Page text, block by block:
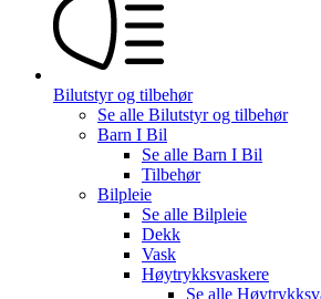
Bilutstyr og tilbehør
Se alle Bilutstyr og tilbehør
Barn I Bil
Se alle Barn I Bil
Tilbehør
Bilpleie
Se alle Bilpleie
Dekk
Vask
Høytrykksvaskere
Se alle